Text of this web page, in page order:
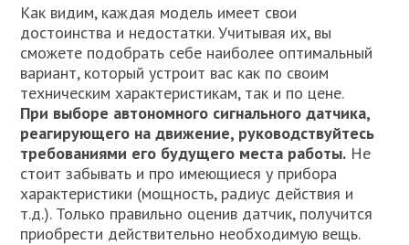
Как видим, каждая модель имеет свои
достоинства и недостатки. Учитывая их, вы
сможете подобрать себе наиболее оптимальный
вариант, который устроит вас как по своим
техническим характеристикам, так и по цене.
При выборе автономного сигнального датчика,
реагирующего на движение, руководствуйтесь
требованиями его будущего места работы. Не
стоит забывать и про имеющиеся у прибора
характеристики (мощность, радиус действия и
т.д.). Только правильно оценив датчик, получится
приобрести действительно необходимую вещь.